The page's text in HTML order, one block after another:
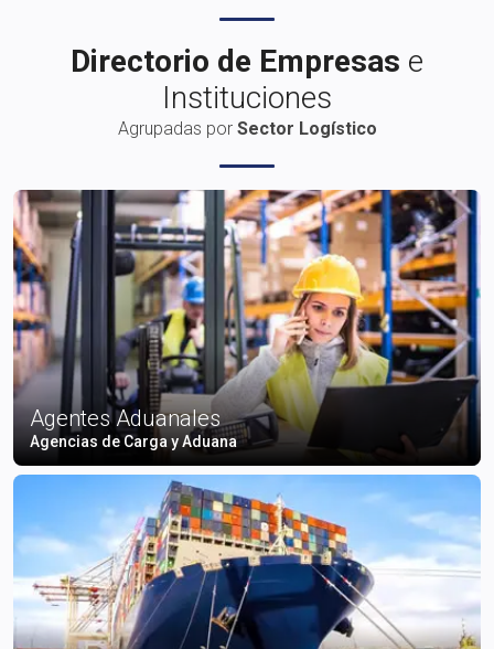
Directorio de Empresas e
Instituciones
Agrupadas por Sector Logístico
Agentes Aduanales
Agencias de Carga y Aduana